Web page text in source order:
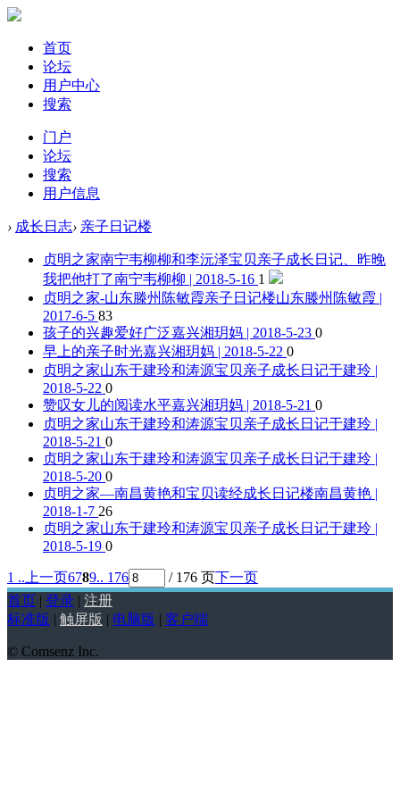
首页
论坛
用户中心
搜索
门户
论坛
搜索
用户信息
› 成长日志› 亲子日记楼
贞明之家南宁韦柳柳和李沅泽宝贝亲子成长日记、昨晚
我把他打了南宁韦柳柳 | 2018-5-16 1
贞明之家-山东滕州陈敏霞亲子日记楼山东滕州陈敏霞 |
2017-6-5 83
孩子的兴趣爱好广泛嘉兴湘玥妈 | 2018-5-23 0
早上的亲子时光嘉兴湘玥妈 | 2018-5-22 0
贞明之家山东于建玲和涛源宝贝亲子成长日记于建玲 |
2018-5-22 0
赞叹女儿的阅读水平嘉兴湘玥妈 | 2018-5-21 0
贞明之家山东于建玲和涛源宝贝亲子成长日记于建玲 |
2018-5-21 0
贞明之家山东于建玲和涛源宝贝亲子成长日记于建玲 |
2018-5-20 0
贞明之家—南昌黄艳和宝贝读经成长日记楼南昌黄艳 |
2018-1-7 26
贞明之家山东于建玲和涛源宝贝亲子成长日记于建玲 |
2018-5-19 0
1 .. 上一页6789.. 176 / 176 页下一页
首页 | 登录 | 注册
标准版 | 触屏版 | 电脑版 | 客户端
© Comsenz Inc.